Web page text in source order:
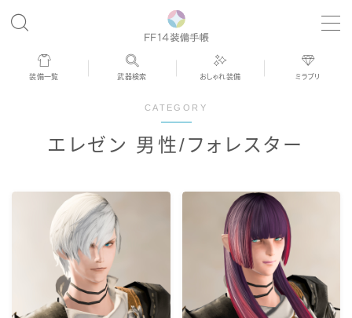
MENU
男女別デザイン
アネモス（染色可能紅蓮AF）
バイザー
装備一覧 武器検索 おしゃれ装備 ミラプリ
CATEGORY
エレゼン 男性/フォレスター